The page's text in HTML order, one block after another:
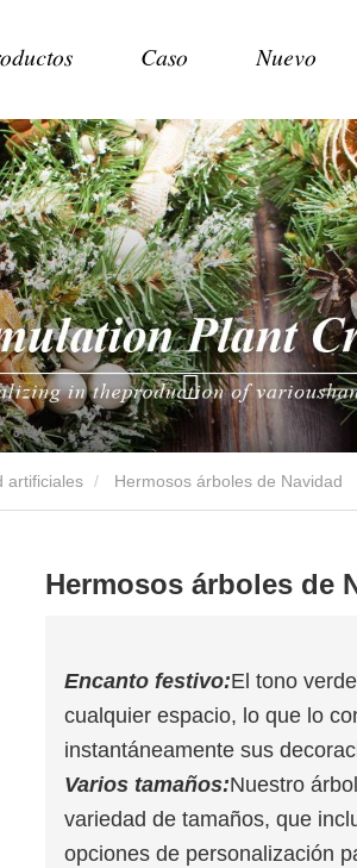
Caso Nuevo
artificiales Hermosos árboles de Navidad
Hermosos árboles de
Encanto festivo:El tono
cualquier espacio, lo que lo
instantáneamente sus
Varios tamaños:Nuestro
variedad de tamaños, que
opciones de personalización